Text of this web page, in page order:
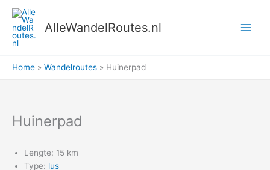
naar
inhoud
AlleWandelRoutes.nl
Home Wandelroutes Huinerpad
Huinerpad
Lengte: 15 km
Type: lus